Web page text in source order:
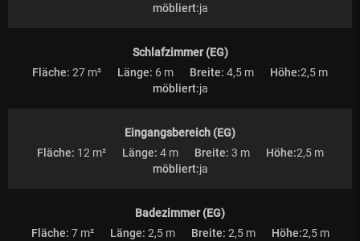
möbliert:ja
Schlafzimmer (EG)
Fläche: 27 m² Länge: 6 m Breite: 4,5 m Höhe:2,5 m
möbliert:ja
Eingangsbereich (EG)
Fläche: 12 m² Länge: 4 m Breite: 3 m Höhe:2,5 m
möbliert:ja
Badezimmer (EG)
Fläche: 7 m² Länge: 2,5 m Breite: 2,5 m Höhe:2,5 m